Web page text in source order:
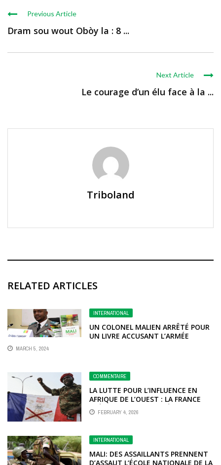
Previous Article
Dram sou wout Obòy la : 8 ...
Next Article
Le courage d’un élu face à la ...
Triboland
RELATED ARTICLES
INTERNATIONAL
UN COLONEL MALIEN ARRÊTÉ POUR
UN LIVRE ACCUSANT L’ARMÉE
MARCH 5, 2024
COMMENTAIRE
LA LUTTE POUR L’INFLUENCE EN
AFRIQUE DE L’OUEST : LA FRANCE
PRÉPARE DES COUPS D’ÉTAT
NÉOCOLONIAUX
FEBRUARY 4, 2026
INTERNATIONAL
MALI: DES ASSAILLANTS PRENNENT
D’ASSAUT L’ÉCOLE NATIONALE DE LA